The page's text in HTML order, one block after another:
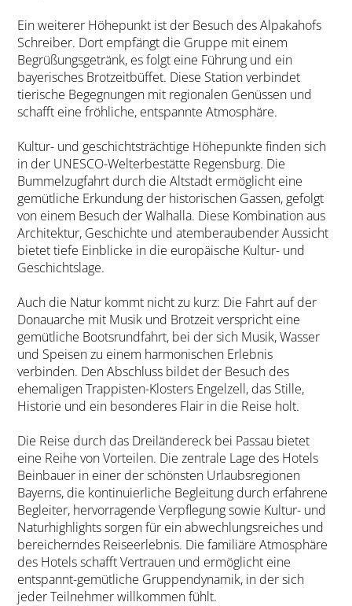
Ein weiterer Höhepunkt ist der Besuch des Alpakahofs
Schreiber. Dort empfängt die Gruppe mit einem
Begrüßungsgetränk, es folgt eine Führung und ein
bayerisches Brotzeitbüffet. Diese Station verbindet
tierische Begegnungen mit regionalen Genüssen und
schafft eine fröhliche, entspannte Atmosphäre.
Kultur- und geschichtsträchtige Höhepunkte finden sich
in der UNESCO-Welterbestätte Regensburg. Die
Bummelzugfahrt durch die Altstadt ermöglicht eine
gemütliche Erkundung der historischen Gassen, gefolgt
von einem Besuch der Walhalla. Diese Kombination aus
Architektur, Geschichte und atemberaubender Aussicht
bietet tiefe Einblicke in die europäische Kultur- und
Geschichtslage.
Auch die Natur kommt nicht zu kurz: Die Fahrt auf der
Donauarche mit Musik und Brotzeit verspricht eine
gemütliche Bootsrundfahrt, bei der sich Musik, Wasser
und Speisen zu einem harmonischen Erlebnis
verbinden. Den Abschluss bildet der Besuch des
ehemaligen Trappisten-Klosters Engelzell, das Stille,
Historie und ein besonderes Flair in die Reise holt.
Die Reise durch das Dreiländereck bei Passau bietet
eine Reihe von Vorteilen. Die zentrale Lage des Hotels
Beinbauer in einer der schönsten Urlaubsregionen
Bayerns, die kontinuierliche Begleitung durch erfahrene
Begleiter, hervorragende Verpflegung sowie Kultur- und
Naturhighlights sorgen für ein abwechlungsreiches und
bereicherndes Reiseerlebnis. Die familiäre Atmosphäre
des Hotels schafft Vertrauen und ermöglicht eine
entspannt-gemütliche Gruppendynamik, in der sich
jeder Teilnehmer willkommen fühlt.